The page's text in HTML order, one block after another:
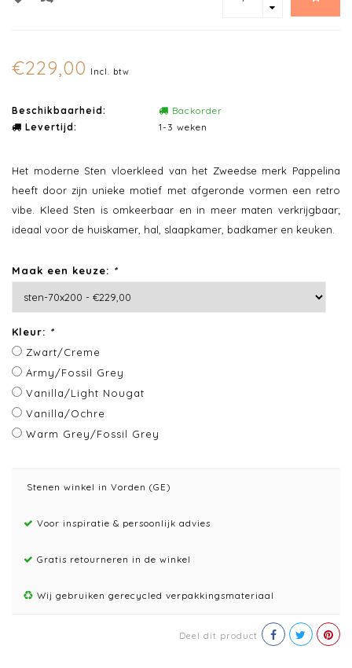
€229,00 Incl. btw
Beschikbaarheid:
Backorder
Levertijd:
1-3 weken
Het moderne Sten vloerkleed van het Zweedse merk Pappelina
heeft door zijn unieke motief met afgeronde vormen een retro
vibe. Kleed Sten is omkeerbaar en in meer maten verkrijgbaar;
ideaal voor de huiskamer, hal, slaapkamer, badkamer en keuken.
Maak een keuze: *
Kleur: *
Zwart/Creme
Army/Fossil Grey
Vanilla/Light Nougat
Vanilla/Ochre
Warm Grey/Fossil Grey
Stenen winkel in Vorden (GE)
Voor inspiratie & persoonlijk advies
Gratis retourneren in de winkel
Wij gebruiken gerecycled verpakkingsmateriaal
Deel dit product